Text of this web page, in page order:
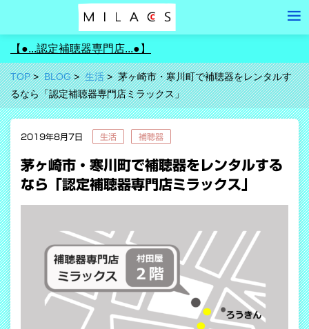
【●...認定補聴器専門店...●】
TOP BLOG 生活
茅ヶ崎市・寒川町で補聴器をレンタルす
るなら「認定補聴器専門店ミラックス」
2019年8月7日 生活 補聴器
茅ヶ崎市・寒川町で補聴器をレンタルする
なら「認定補聴器専門店ミラックス」